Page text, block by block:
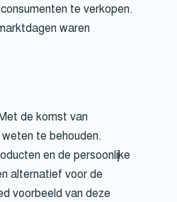
te verkopen.
waren
de komst van
te behouden.
en de persoonlijke
alternatief voor de
voorbeeld van deze